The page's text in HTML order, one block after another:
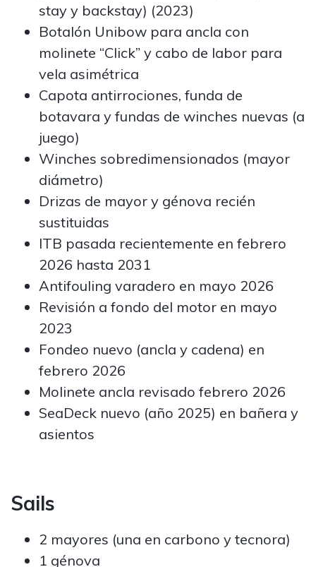
stay y backstay) (2023)
Botalón Unibow para ancla con
molinete “Click” y cabo de labor para
vela asimétrica
Capota antirrociones, funda de
botavara y fundas de winches nuevas (a
juego)
Winches sobredimensionados (mayor
diámetro)
Drizas de mayor y génova recién
sustituidas
ITB pasada recientemente en febrero
2026 hasta 2031
Antifouling varadero en mayo 2026
Revisión a fondo del motor en mayo
2023
Fondeo nuevo (ancla y cadena) en
febrero 2026
Molinete ancla revisado febrero 2026
SeaDeck nuevo (año 2025) en bañera y
asientos
Sails
2 mayores (una en carbono y tecnora)
1 génova